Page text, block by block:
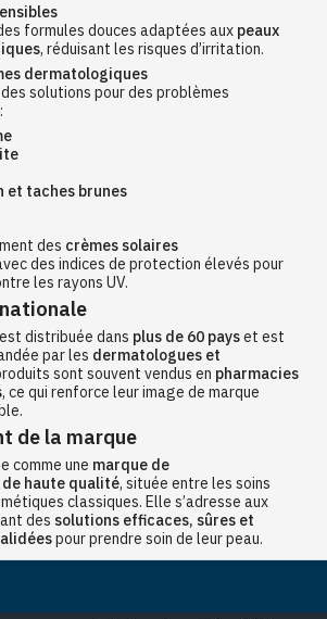
formules douces adaptées aux peaux
, réduisant les risques d’irritation.
dermatologiques
solutions pour des problèmes
et taches brunes
des crèmes solaires
des indices de protection élevés pour
les rayons UV.
est distribuée dans plus de 60 payset est
par les dermatologues et
sont souvent vendus en pharmacies
, ce qui renforce leur image de marque
de la marque
comme une marque de
haute qualité, située entre les soins
classiques. Elle s’adresse aux
des solutions efficaces, sûres et
pour prendre soin de leur peau.